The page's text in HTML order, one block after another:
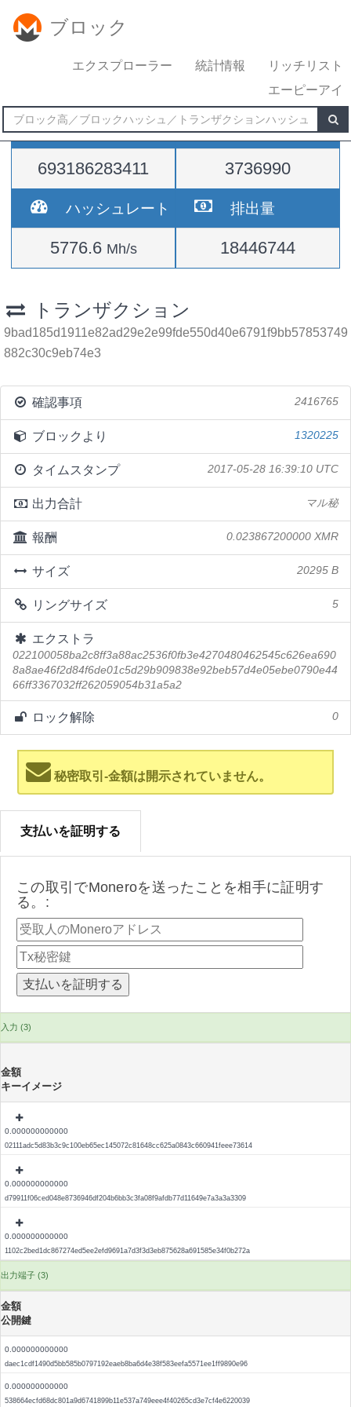
ブロック
エクスプローラー 統計情報
リッチリスト
エーピーアイ
難易度
693186283411
高さ
3736990
ハッシュレート
5776.6 Mh/s
排出量
18446744
トランザクション
9bad185d1911e82ad29e2e99fde550d40e6791f9bb57853749
882c30c9eb74e3
確認事項 2416765
ブロックより 1320225
タイムスタンプ 2017-05-28 16:39:10 UTC
出力合計 マル秘
報酬 0.023867200000 XMR
サイズ 20295 B
リングサイズ 5
エクストラ
022100058ba2c8ff3a88ac2536f0fb3e4270480462545c626ea690
8a8ae46f2d84f6de01c5d29b909838e92beb57d4e05ebe0790e44
66ff3367032ff262059054b31a5a2
ロック解除 0
秘密取引-金額は開示されていません。
支払いを証明する
この取引でMoneroを送ったことを相手に証明す
る。:
入力 (3)
金額
キーイメージ
0.000000000000
02111adc5d83b3c9c100eb65ec145072c81648cc625a0843c660941feee73614
0.000000000000
d79911f06ced048e8736946df204b6bb3c3fa08f9afdb77d11649e7a3a3a3309
0.000000000000
1102c2bed1dc867274ed5ee2efd9691a7d3f3d3eb875628a691585e34f0b272a
出力端子 (3)
金額
公開鍵
0.000000000000
daec1cdf1490d5bb585b0797192eaeb8ba6d4e38f583eefa5571ee1ff9890e96
0.000000000000
538664ecfd68dc801a9d6741899b11e537a749eee4f40265cd3e7cf4e6220039